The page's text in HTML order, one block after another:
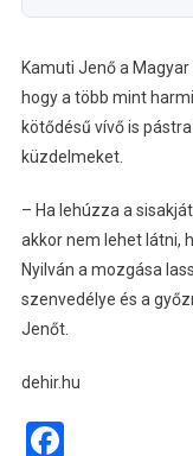
Kamuti Jenő a
hogy a több mint
kötődésű vívő is
küzdelmeket.
– Ha lehúzza a
akkor nem lehet látni,
Nyilván a mozgása
szenvedélye és a
Jenőt.
dehir.hu